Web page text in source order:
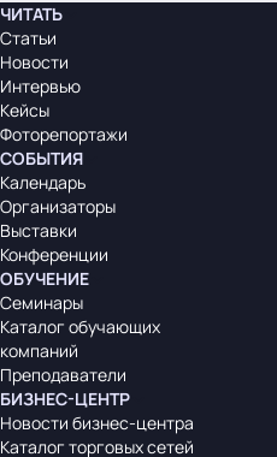
ЧИТАТЬ
Статьи
Новости
Интервью
Кейсы
Фоторепортажи
СОБЫТИЯ
Календарь
Организаторы
Выставки
Конференции
ОБУЧЕНИЕ
Семинары
Каталог обучающих
компаний
Преподаватели
БИЗНЕС-ЦЕНТР
Новости бизнес-центра
Каталог торговых сетей